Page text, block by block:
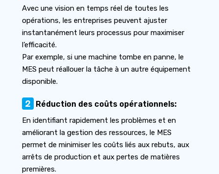
Avec une vision en temps réel de toutes les
opérations, les entreprises peuvent ajuster
instantanément leurs processus pour maximiser
l’efficacité.
Par exemple, si une machine tombe en panne, le
MES peut réallouer la tâche à un autre équipement
disponible.
2 Réduction des coûts opérationnels:
En identifiant rapidement les problèmes et en
améliorant la gestion des ressources, le MES
permet de minimiser les coûts liés aux rebuts, aux
arrêts de production et aux pertes de matières
premières.